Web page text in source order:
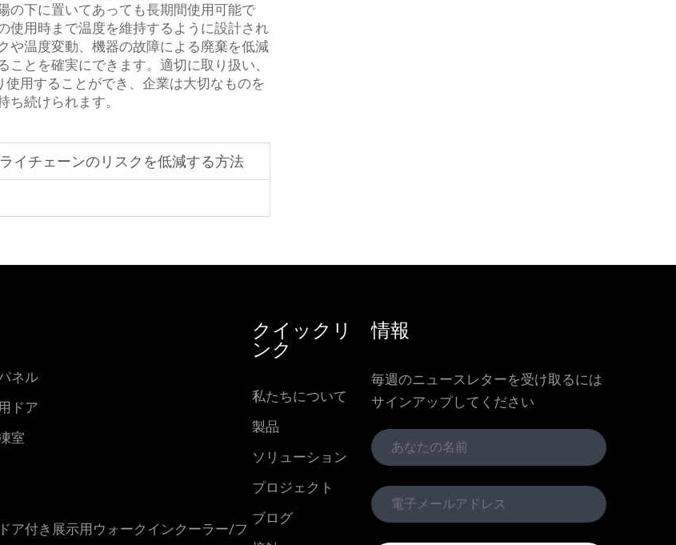
の下に置いてあっても長期間使用可能で
使用時まで温度を維持するように設計され
や温度変動、機器の故障による廃棄を低減
とを確実にできます。適切に取り扱い、
使用することができ、企業は大切なものを
続けられます。
イチェーンのリスクを低減する方法
ネル
ドア
室
ア付き展示用ウォークインクーラー/フ
クイックリ
ンク
私たちについて
製品
ソリューション
プロジェクト
ブログ
情報
毎週のニュースレターを受け取るには
サインアップしてください